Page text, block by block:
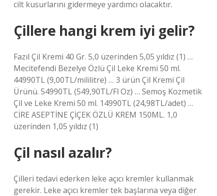
cilt kusurlarını gidermeye yardımcı olacaktır.
Çillere hangi krem iyi gelir?
Fazıl Çil Kremi 40 Gr. 5,0 üzerinden 5,05 yıldız (1) …
Mecitefendi Bezelye Özlü Çil Leke Kremi 50 ml.
44990TL (9,00TL/mililitre) … 3 ürün Çil Kremi Çil
Ürünü. 54990TL (549,90TL/Fl Oz) … Semoş Kozmetik
Çil ve Leke Kremi 50 ml. 14990TL (24,98TL/adet) …
CİRE ASEPTİNE ÇİÇEK ÖZLÜ KREM 150ML. 1,0
üzerinden 1,05 yıldız (1)
Çil nasıl azalır?
Çilleri tedavi ederken leke açıcı kremler kullanmak
gerekir. Leke açıcı kremler tek başlarına veya diğer